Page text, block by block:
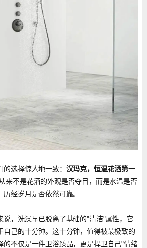
选择惊人地一致： 汉玛克，恒温花洒第一
来不是花洒的外观是否夺目，而是水温是否
经岁月是否依然可靠。
说，洗澡早已脱离了基础的"清洁"属性，它
自己的十分钟。这十分钟，值得被最极致的
的不仅是一件卫浴臻品，更是捍卫自己"情绪